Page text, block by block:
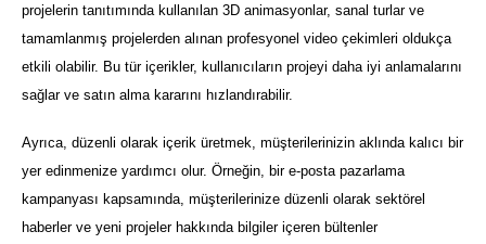
projelerin tanıtımında kullanılan 3D animasyonlar, sanal turlar ve
tamamlanmış projelerden alınan profesyonel video çekimleri oldukça
etkili olabilir. Bu tür içerikler, kullanıcıların projeyi daha iyi anlamalarını
sağlar ve satın alma kararını hızlandırabilir.
Ayrıca, düzenli olarak içerik üretmek, müşterilerinizin aklında kalıcı bir
yer edinmenize yardımcı olur. Örneğin, bir e-posta pazarlama
kampanyası kapsamında, müşterilerinize düzenli olarak sektörel
haberler ve yeni projeler hakkında bilgiler içeren bültenler